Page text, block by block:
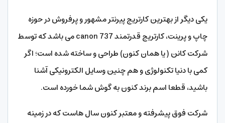
یکی دیگر از بهترین کارتریج پیرنتر مشهور و پرفروش در حوزه
چاپ و پرینت، کارتریج قدرتمند canon 737 می باشد که توسط
شرکت کانن ( یا همان کنون) طراحی و ساخته شده است؛ اگر
کمی با دنیا تکنولوژی و هم چنین وسایل الکترونیکی آشنا
باشید، قطعا اسم برند کنون به گوش شما خورده است.
شرکت فوق پیشرفته و معتبر کنون سال هاست که در زمینه